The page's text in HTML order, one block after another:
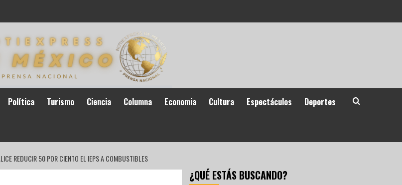
Política Turismo Ciencia Columna Economia Cultura Espectáculos Deportes
REDUCIR 50 POR CIENTO EL IEPS A COMBUSTIBLES
¿QUÉ ESTÁS BUSCANDO?